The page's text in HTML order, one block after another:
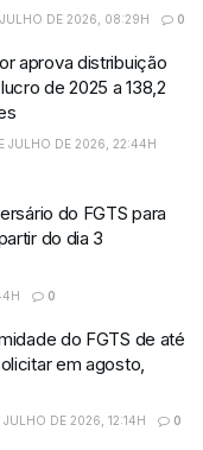
JULHO DE 2026, 08:29H 0
aprova distribuição
de 2025 a 138,2
JULHO DE 2026, 22:44H
do FGTS para
do dia 3
0
do FGTS de até
em agosto,
JULHO DE 2026, 12:14H 0